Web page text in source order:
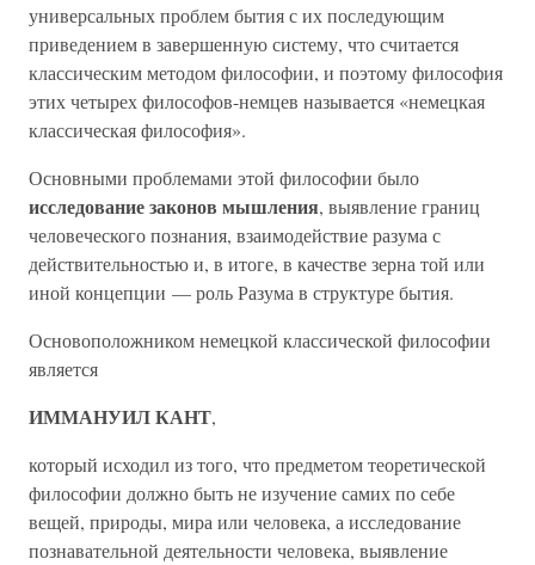
универсальных проблем бытия с их последующим
приведением в завершенную систему, что считается
классическим методом философии, и поэтому философия
этих четырех философов-немцев называется «немецкая
классическая философия».
Основными проблемами этой философии было
исследование законов мышления, выявление границ
человеческого познания, взаимодействие разума с
действительностью и, в итоге, в качестве зерна той или
иной концепции — роль Разума в структуре бытия.
Основоположником немецкой классической философии
является
ИММАНУИЛ КАНТ,
который исходил из того, что предметом теоретической
философии должно быть не изучение самих по себе
вещей, природы, мира или человека, а исследование
познавательной деятельности человека, выявление